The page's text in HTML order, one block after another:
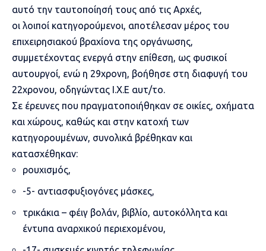
αυτό την ταυτοποίησή τους από τις Αρχές,
οι λοιποί κατηγορούμενοι, αποτέλεσαν μέρος του
επιχειρησιακού βραχίονα της οργάνωσης,
συμμετέχοντας ενεργά στην επίθεση, ως φυσικοί
αυτουργοί, ενώ η 29χρονη, βοήθησε στη διαφυγή του
22χρονου, οδηγώντας Ι.Χ.Ε αυτ/το.
Σε έρευνες που πραγματοποιήθηκαν σε οικίες, οχήματα
και χώρους, καθώς και στην κατοχή των
κατηγορουμένων, συνολικά βρέθηκαν και
κατασχέθηκαν:
ρουχισμός,
-5- αντιασφυξιογόνες μάσκες,
τρικάκια – φέιγ βολάν, βιβλίο, αυτοκόλλητα και
έντυπα αναρχικού περιεχομένου,